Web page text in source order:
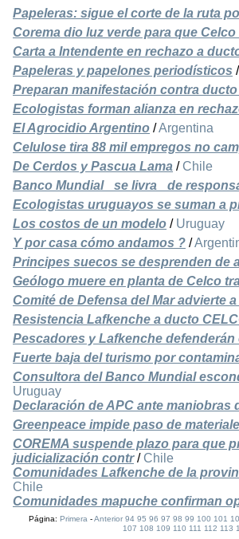
Papeleras: sigue el corte de la ruta
Corema dio luz verde para que
Carta a Intendente en rechazo a
Papeleras y papelones periodísticos /
Preparan manifestación contra
Ecologistas forman alianza en
El Agrocidio Argentino /Argentina
Celulose tira 88 mil empregos no
De Cerdos y Pascua Lama / Chile
Banco Mundial _se livra_ de
Ecologistas uruguayos se suman a
Los costos de un modelo / Uruguay
Y por casa cómo andamos ? /
Principes suecos se desprenden de
Geólogo muere en planta de Celco
Comité de Defensa del Mar advierte
Resistencia Lafkenche a ducto
Pescadores y Lafkenche defenderán
Fuerte baja del turismo por
Consultora del Banco Mundial
Uruguay
Declaración de APC ante maniobras
Greenpeace impide paso de
COREMA suspende plazo para que
judicialización contr/ Chile
Comunidades Lafkenche de la
Chile
Comunidades mapuche confirman
Página:Primera -Anterior 94 95 96 97 98 99 100 101
107 108 109 110 111 112 113